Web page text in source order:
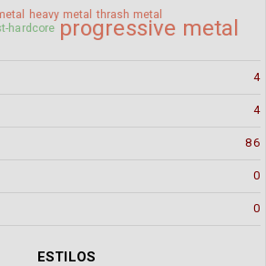
heavy metal
thrash metal
hardcore progressive metal
4
4
86
0
0
ESTILOS